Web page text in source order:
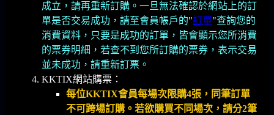
成立，請再重新訂購。一旦無法確認於網站上的訂
單是否交易成功，請至會員帳戶的"訂單"查詢您的
消費資料，只要是成功的訂單，皆會顯示您所消費
的票券明細，若查不到您所訂購的票券，表示交易
並未成功，請重新訂票。
KKTIX網站購票：
每位KKTIX會員每場次限購4張，同筆訂單
不可跨場訂購。若欲購買不同場次，請分2筆